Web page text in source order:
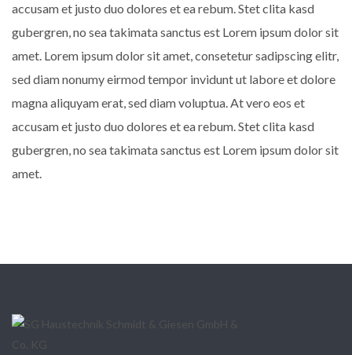
accusam et justo duo dolores et ea rebum. Stet clita kasd
gubergren, no sea takimata sanctus est Lorem ipsum dolor sit
amet. Lorem ipsum dolor sit amet, consetetur sadipscing elitr,
sed diam nonumy eirmod tempor invidunt ut labore et dolore
magna aliquyam erat, sed diam voluptua. At vero eos et
accusam et justo duo dolores et ea rebum. Stet clita kasd
gubergren, no sea takimata sanctus est Lorem ipsum dolor sit
amet.